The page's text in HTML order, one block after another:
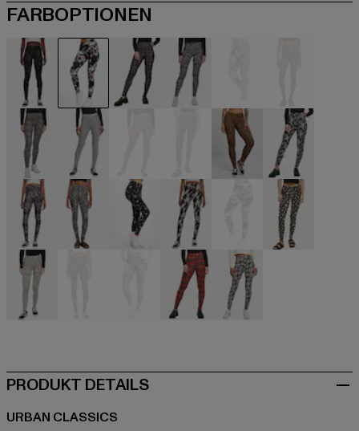
FARBOPTIONEN
schwarzschwarz schwarzschwarzschwarz
schwarzschwarzschwarzschwarz schwarzschwarz
schwarz schwarzschwarzschwarz
PRODUKT DETAILS
URBAN CLASSICS